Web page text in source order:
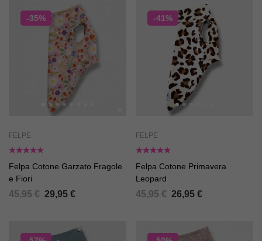
-35%
FELPE
Felpa Cotone Garzato Fragole
e Fiori
45,95€ 29,95 €
-41%
FELPE
Felpa Cotone Primavera
Leopard
45,95€ 26,95 €